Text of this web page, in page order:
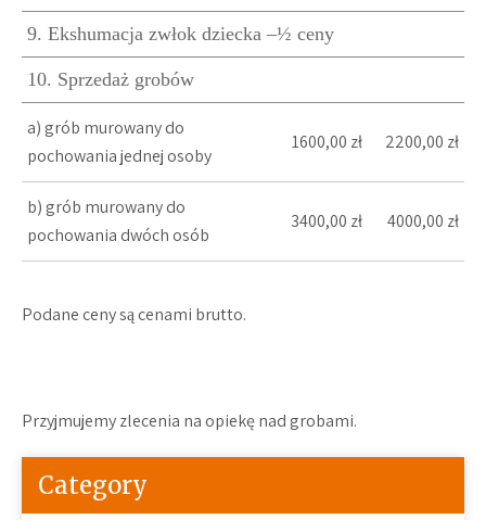
9. Ekshumacja zwłok dziecka –½ ceny
10. Sprzedaż grobów
a) grób murowany do
pochowania jednej osoby
1600,00 zł 2200,00 zł
b) grób murowany do
pochowania dwóch osób
3400,00 zł 4000,00 zł
Podane ceny są cenami brutto.
Przyjmujemy zlecenia na opiekę nad grobami.
Category